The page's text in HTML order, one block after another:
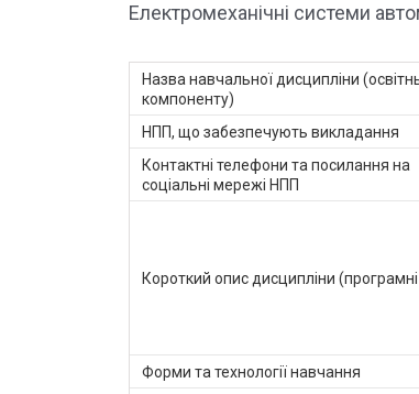
Електромеханічні системи
Назва навчальної дисципліни
компоненту)
НПП, що забезпечують викладання
Контактні телефони та посилання на
соціальні мережі НПП
Короткий опис дисципліни (програмні
Форми та технології навчання